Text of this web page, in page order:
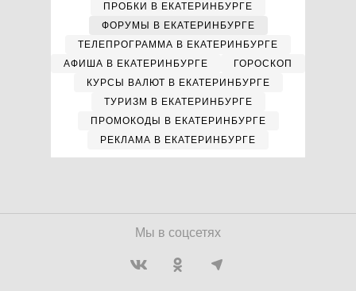
ПРОБКИ В ЕКАТЕРИНБУРГЕ
ФОРУМЫ В ЕКАТЕРИНБУРГЕ
ТЕЛЕПРОГРАММА В ЕКАТЕРИНБУРГЕ
АФИША В ЕКАТЕРИНБУРГЕ
ГОРОСКОП
КУРСЫ ВАЛЮТ В ЕКАТЕРИНБУРГЕ
ТУРИЗМ В ЕКАТЕРИНБУРГЕ
ПРОМОКОДЫ В ЕКАТЕРИНБУРГЕ
РЕКЛАМА В ЕКАТЕРИНБУРГЕ
Мы в соцсетях